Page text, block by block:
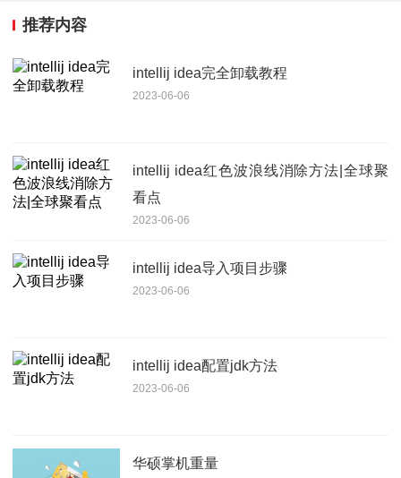
推荐内容
intellij idea完全卸载教程
2023-06-06
intellij idea红色波浪线消除方法|全球聚
看点
2023-06-06
intellij idea导入项目步骤
2023-06-06
intellij idea配置jdk方法
2023-06-06
华硕掌机重量